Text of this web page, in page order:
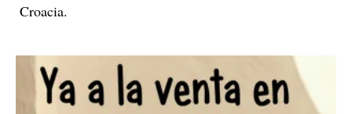
Croacia.